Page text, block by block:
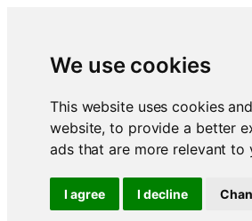
We use cookies
This website uses cookies
website,to provide a better
ads that are more relevant to
I agree I decline